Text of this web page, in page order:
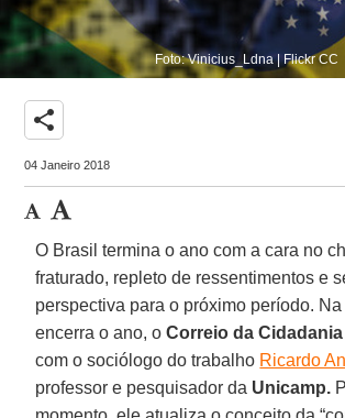
Foto: Vinicius_Ldna | Flickr CC
share
04 Janeiro 2018
O Brasil termina o ano com a cara no
fraturado, repleto de ressentimentos e
perspectiva para o próximo período.
encerra o ano, oCorreio da Cidadania
com o sociólogo do trabalho Ricardo
professor e pesquisador da Unicamp.